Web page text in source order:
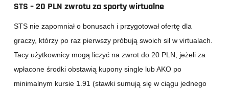
STS – 20 PLN zwrotu za sporty wirtualne
STS nie zapomniał o bonusach i przygotował ofertę dla
graczy, którzy po raz pierwszy próbują swoich sił w virtualach.
Tacy użytkownicy mogą liczyć na zwrot do 20 PLN, jeżeli za
wpłacone środki obstawią kupony single lub AKO po
minimalnym kursie 1.91 (stawki sumują się w ciągu jednego